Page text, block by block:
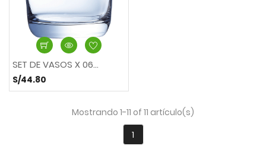
SET DE VASOS X 06...
S/44.80
Mostrando 1-11 of 11 artículo(s)
1